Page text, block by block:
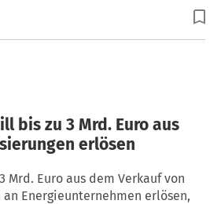
bis zu 3 Mrd. Euro aus
erlösen
Mrd. Euro aus dem Verkauf von
Energieunternehmen erlösen,